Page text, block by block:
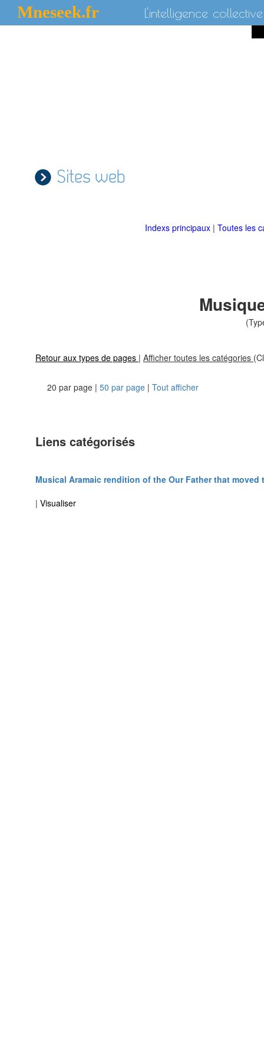
Mneseek.fr L'intelligence collective
Sites web
Indexs principaux | Toutes les
Retour aux types de pages | Afficher toutes les catégories
20 par page | 50 par page | Tout afficher
Liens catégorisés
Musical Aramaic rendition of the Our Father that
| Visualiser